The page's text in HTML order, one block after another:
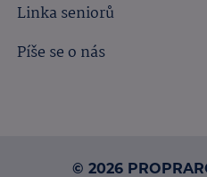
Linka seniorů
Píše se o nás
© 2026